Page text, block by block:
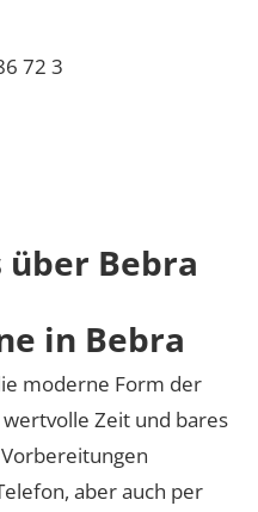
72 3
Bebra
in Bebra
moderne Form der
Zeit und bares
aber auch per